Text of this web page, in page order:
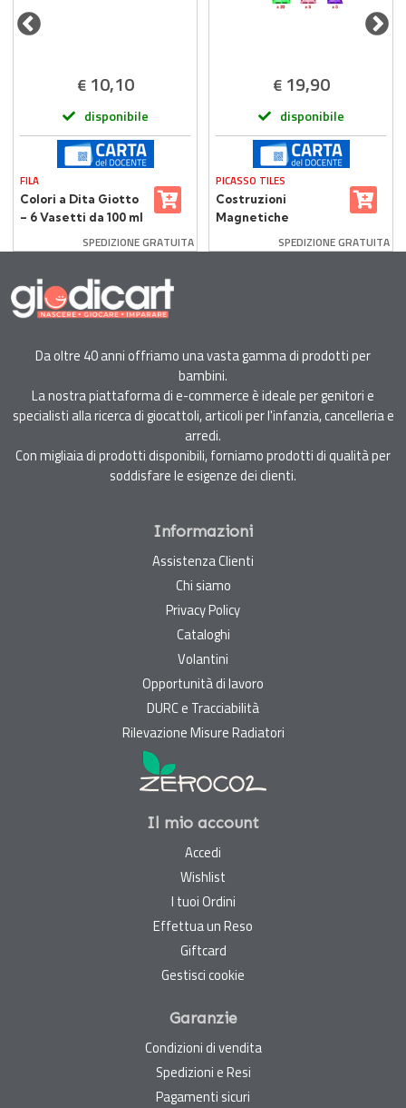
€ 10,10
disponibile
FILA
Colori a Dita Giotto
– 6 Vasetti da 100 ml
SPEDIZIONE GRATUITA
€ 19,90
disponibile
PICASSO TILES
Costruzioni
Magnetiche
Tiles 30 Piastrelle
SPEDIZIONE GRATUITA
Da oltre 40 anni offriamo una vasta gamma di prodotti per
bambini.
La nostra piattaforma di e-commerce è ideale per genitori e
specialisti alla ricerca di giocattoli, articoli per l'infanzia, cancelleria e
arredi.
Con migliaia di prodotti disponibili, forniamo prodotti di qualità per
soddisfare le esigenze dei clienti.
Informazioni
Assistenza Clienti
Chi siamo
Privacy Policy
Cataloghi
Volantini
Opportunità di lavoro
DURC e Tracciabilità
Rilevazione Misure Radiatori
Il mio account
Accedi
Wishlist
I tuoi Ordini
Effettua un Reso
Giftcard
Gestisci cookie
Garanzie
Condizioni di vendita
Spedizioni e Resi
Pagamenti sicuri